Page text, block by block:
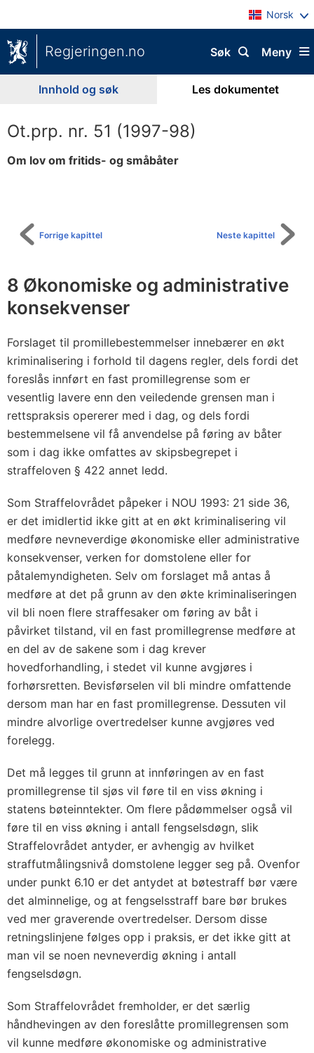
Norsk
Regjeringen.no Meny
Søk
Innhold og søk Les dokumentet
Ot.prp. nr. 51 (1997-98)
Om lov om fritids- og småbåter
Neste kapittel
Forrige kapittel
8 Økonomiske og administrative
konsekvenser
Forslaget til promillebestemmelser innebærer en økt
kriminalisering i forhold til dagens regler, dels fordi det
foreslås innført en fast promillegrense som er
vesentlig lavere enn den veiledende grensen man i
rettspraksis opererer med i dag, og dels fordi
bestemmelsene vil få anvendelse på føring av båter
som i dag ikke omfattes av skipsbegrepet i
straffeloven § 422 annet ledd.
Som Straffelovrådet påpeker i NOU 1993: 21 side 36,
er det imidlertid ikke gitt at en økt kriminalisering vil
medføre nevneverdige økonomiske eller administrative
konsekvenser, verken for domstolene eller for
påtalemyndigheten. Selv om forslaget må antas å
medføre at det på grunn av den økte kriminaliseringen
vil bli noen flere straffesaker om føring av båt i
påvirket tilstand, vil en fast promillegrense medføre at
en del av de sakene som i dag krever
hovedforhandling, i stedet vil kunne avgjøres i
forhørsretten. Bevisførselen vil bli mindre omfattende
dersom man har en fast promillegrense. Dessuten vil
mindre alvorlige overtredelser kunne avgjøres ved
forelegg.
Det må legges til grunn at innføringen av en fast
promillegrense til sjøs vil føre til en viss økning i
statens bøteinntekter. Om flere pådømmelser også vil
føre til en viss økning i antall fengselsdøgn, slik
Straffelovrådet antyder, er avhengig av hvilket
straffutmålingsnivå domstolene legger seg på. Ovenfor
under punkt 6.10 er det antydet at bøtestraff bør være
det alminnelige, og at fengselsstraff bare bør brukes
ved mer graverende overtredelser. Dersom disse
retningslinjene følges opp i praksis, er det ikke gitt at
man vil se noen nevneverdig økning i antall
fengselsdøgn.
Som Straffelovrådet fremholder, er det særlig
håndhevingen av den foreslåtte promillegrensen som
vil kunne medføre økonomiske og administrative